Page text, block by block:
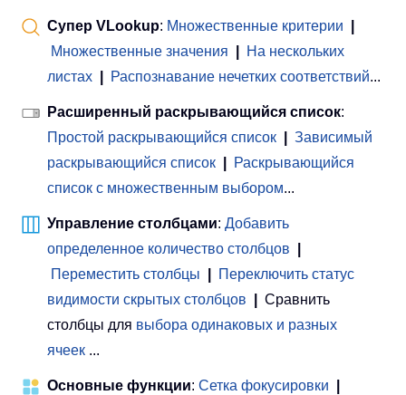
Супер VLookup: Множественные критерии
Множественные значения
На нескольких
листах
Распознавание нечетких соответствий...
Расширенный раскрывающийся список:
Простой раскрывающийся список
Зависимый
раскрывающийся список
Раскрывающийся
список с множественным выбором...
Управление столбцами: Добавить
определенное количество столбцов
Переместить столбцы
Переключить статус
видимости скрытых столбцов
Сравнить
столбцы для выбора одинаковых и разных
ячеек ...
Основные функции: Сетка фокусировки